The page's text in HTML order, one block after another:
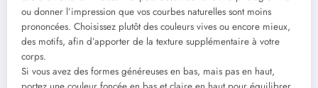
ou donner l’impression que vos courbes naturelles sont moins
prononcées. Choisissez plutôt des couleurs vives ou encore mieux,
des motifs, afin d’apporter de la texture supplémentaire à votre
corps.
Si vous avez des formes généreuses en bas, mais pas en haut,